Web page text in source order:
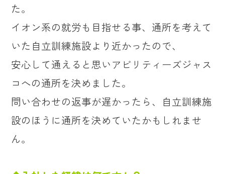
た。
イオン系の就労も目指せる事、通所を考えて
いた自立訓練施設より近かったので、
安心して通えると思いアビリティーズジャス
コへの通所を決めました。
問い合わせの返事が遅かったら、自立訓練施
設のほうに通所を決めていたかもしれませ
ん。